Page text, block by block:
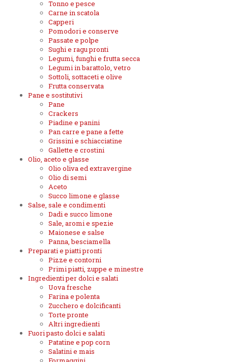
Tonno e pesce
Carne in scatola
Capperi
Pomodori e conserve
Passate e polpe
Sughi e ragu pronti
Legumi, funghi e frutta secca
Legumi in barattolo, vetro
Sottoli, sottaceti e olive
Frutta conservata
Pane e sostitutivi
Pane
Crackers
Piadine e panini
Pan carre e pane a fette
Grissini e schiacciatine
Gallette e crostini
Olio, aceto e glasse
Olio oliva ed extravergine
Olio di semi
Aceto
Succo limone e glasse
Salse, sale e condimenti
Dadi e succo limone
Sale, aromi e spezie
Maionese e salse
Panna, besciamella
Preparati e piatti pronti
Pizze e contorni
Primi piatti, zuppe e minestre
Ingredienti per dolci e salati
Uova fresche
Farina e polenta
Zucchero e dolcificanti
Torte pronte
Altri ingredienti
Fuori pasto dolci e salati
Patatine e pop corn
Salatini e mais